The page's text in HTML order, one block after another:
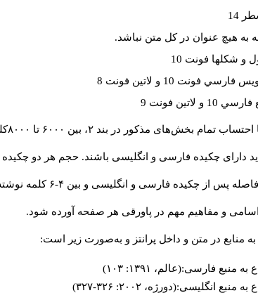
14
به هيچ عنوان در كل متن نباشد.
و شكلها فونت 10
فونت 10 و لاتين فونت 8
و لاتين فونت 9
بخش‌های مذکور در بند ۲، بین ۶۰۰۰ تا ۸۰۰۰کلمه باشد.
چکیده فارسی و انگلیسی باشند. حجم هر دو چکیده کمتر از ۲۰۰ و بیشتر از ۲۵۰
پس از چکیده فارسی و انگلیسی و بین ۴-۶ کلمه نوشته شود.
و مفاهیم مهم در پاورقی هر صفحه آورده شود.
منابع در متن و داخل پرانتز و به‌صورت زیر است:
به منبع فارسی:(عالم، ۱۳۹۱: ۱۰۳)
به منبع انگلیسی:(دورژه، ۲۰۰۲: ۳۲۶-۳۲۷)